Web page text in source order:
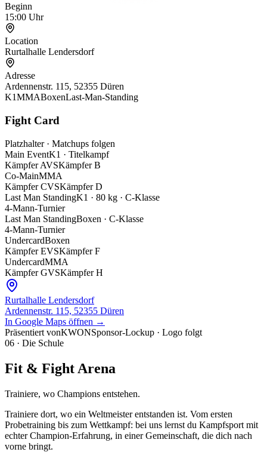
Beginn
15:00 Uhr
Location
Rurtalhalle Lendersdorf
Adresse
Ardennenstr. 115, 52355 Düren
K1MMABoxenLast-Man-Standing
Fight Card
Platzhalter · Matchups folgen
Main EventK1 · Titelkampf
Kämpfer AVSKämpfer B
Co-MainMMA
Kämpfer CVSKämpfer D
Last Man StandingK1 · 80 kg · C-Klasse
4-Mann-Turnier
Last Man StandingBoxen · C-Klasse
4-Mann-Turnier
UndercardBoxen
Kämpfer EVSKämpfer F
UndercardMMA
Kämpfer GVSKämpfer H
Rurtalhalle Lendersdorf
Ardennenstr. 115, 52355 Düren
In Google Maps öffnen →
Präsentiert vonKWONSponsor-Lockup · Logo folgt
06 · Die Schule
Fit & Fight Arena
Trainiere, wo Champions entstehen.
Trainiere dort, wo ein Weltmeister entstanden ist. Vom ersten
Probetraining bis zum Wettkampf: bei uns lernst du Kampfsport mit
echter Champion-Erfahrung, in einer Gemeinschaft, die dich nach
vorne bringt.